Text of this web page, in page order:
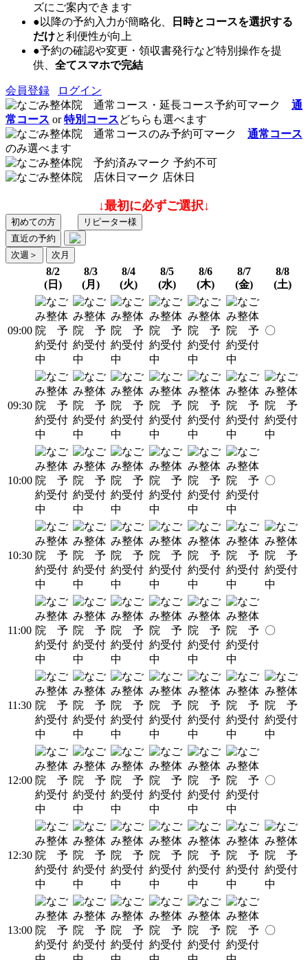
ズにご案内できます
●以降の予約入力が簡略化、
日時とコースを選択する
だけと利便性が向上
●予約の確認や変更・領収書発行など特別操作を提
供、 全てスマホで完結
会員登録
ログイン
通
常コース or特別コースどちらも選べます
通常コース
のみ選べます
予約不可
店休日
↓最初に必ずご選択↓
初めての方
リピーター様
直近の予約
次週 ＞ 次月
8/2
(日)
8/3
(月)
8/4
(火)
8/5
(水)
8/6
(木)
8/7
(金)
8/8
(土)
09:00 〇
09:30
10:00 〇
10:30
11:00 〇
11:30
12:00 〇
12:30
13:00 〇